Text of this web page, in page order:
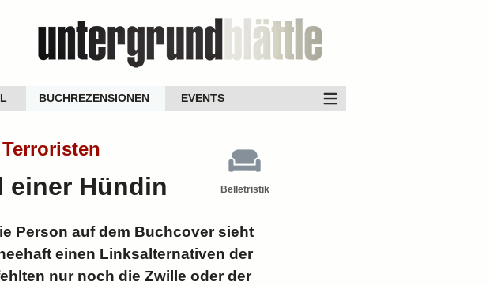
BUCHREZENSIONEN EVENTS
einer Hündin Belletristik
Person auf dem Buchcover sieht
einen Linksalternativen der
nur noch die Zwille oder der